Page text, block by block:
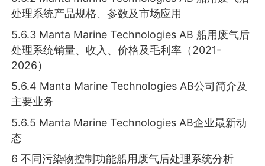
处理系统产品规格、参数及市场应用
5.6.3 Manta Marine Technologies AB 船用废气后
处理系统销量、收入、价格及毛利率（2021-
2026）
5.6.4 Manta Marine Technologies AB公司简介及
主要业务
5.6.5 Manta Marine Technologies AB企业最新动
态
6 不同污染物控制功能船用废气后处理系统分析